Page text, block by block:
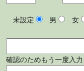
未設定 男 女
確認のためもう一度入力